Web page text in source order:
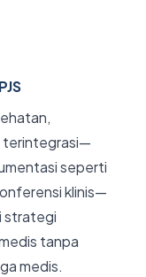
terintegrasi—
seperti
klinis—
strategi
tanpa
medis.